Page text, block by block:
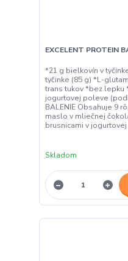
EXCELENT PROTEIN
*21 g bielkovín v
tyčinke (85 g) *L-
trans tukov *bez lepku
jogurtovej poleve
BALENIE Obsahuje 9
maslo v mliečnej
brusnicami v jogurtovej
Skladom